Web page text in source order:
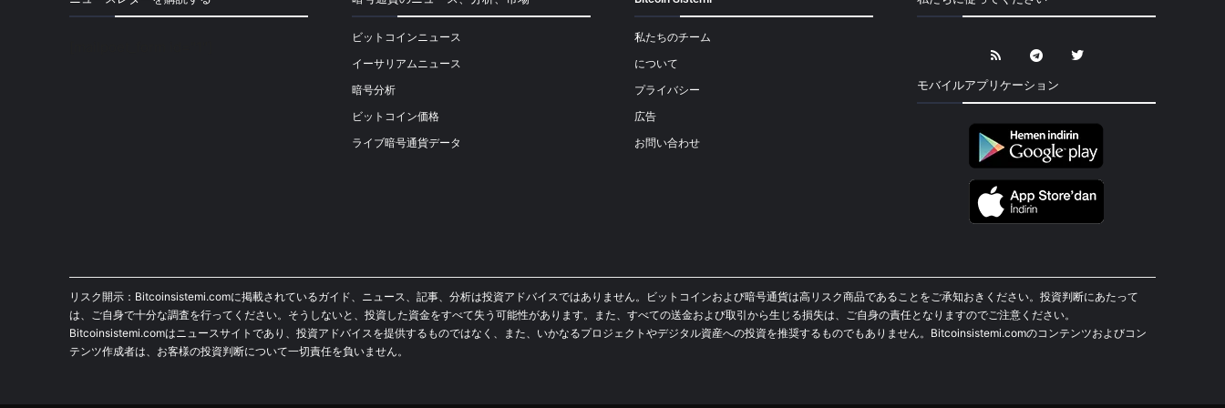
ビットコインニュース
イーサリアムニュース
暗号分析
ビットコイン価格
ライブ暗号通貨データ
私たちのチーム
について
プライバシー
広告
お問い合わせ
モバイルアプリケーション
リスク開示：Bitcoinsistemi.comに掲載されているガイド、ニュース、記事、分析は投資アドバイスではありません。ビットコインおよび暗号通貨は高リスク商品であることをご承知おきください。投資判断にあたって
は、ご自身で十分な調査を行ってください。そうしないと、投資した資金をすべて失う可能性があります。また、すべての送金および取引から生じる損失は、ご自身の責任となりますのでご注意ください。
Bitcoinsistemi.comはニュースサイトであり、投資アドバイスを提供するものではなく、また、いかなるプロジェクトやデジタル資産への投資を推奨するものでもありません。Bitcoinsistemi.comのコンテンツおよびコン
テンツ作成者は、お客様の投資判断について一切責任を負いません。